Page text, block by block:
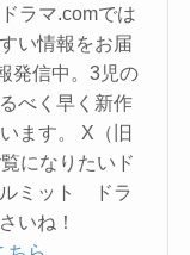
ラマ.comでは
い情報をお届
発信中。3児の
べく早く新作
ます。 X（旧
になりたいド
ルミット ドラ
いね！